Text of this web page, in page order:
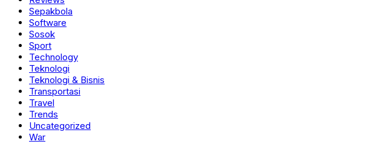
Sepakbola
Software
Sosok
Sport
Technology
Teknologi
Teknologi & Bisnis
Transportasi
Travel
Trends
Uncategorized
War